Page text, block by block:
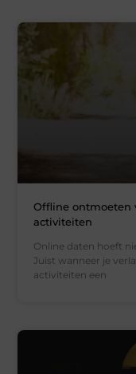
Offline ontmoeten
activiteiten
Online daten hoeft
Juist wanneer je
activiteiten een